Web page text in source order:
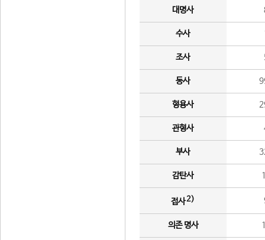
대명사
수사
조사
동사
형용사
관형사
부사
감탄사
접사2)
의존 명사